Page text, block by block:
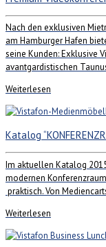
Nach den exklusiven
am Hamburger Hafen
seine Kunden: Exklusive
avantgardistischen
Weiterlesen
Katalog
Im aktuellen Katalog
modernen
praktisch. Von
Weiterlesen